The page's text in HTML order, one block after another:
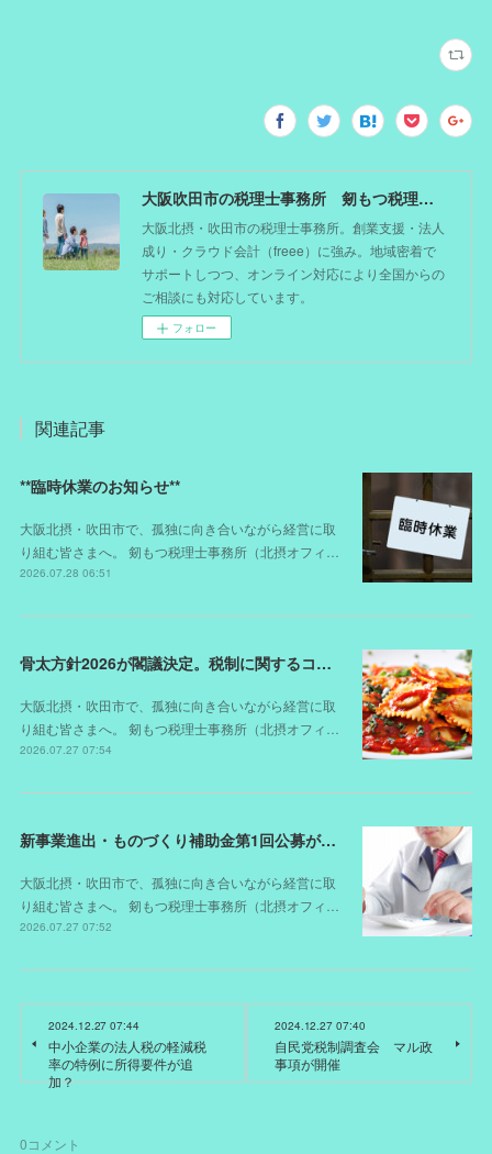
大阪吹田市の税理士事務所 剱もつ税理士（北摂オフィス）―かつてdoctorを目指した税理士が企業のホームドクターとしてあなたの事業をサポート。税理士が直接担当する『かかりつけ税理士』
大阪北摂・吹田市の税理士事務所。創業支援・法人
成り・クラウド会計（freee）に強み。地域密着で
サポートしつつ、オンライン対応により全国からの
ご相談にも対応しています。
フォロー
関連記事
**臨時休業のお知らせ**
大阪北摂・吹田市で、孤独に向き合いながら経営に取
り組む皆さまへ。 剱もつ税理士事務所（北摂オフィ…
2026.07.28 06:51
骨太方針2026が閣議決定。税制に関するコメントは？
大阪北摂・吹田市で、孤独に向き合いながら経営に取
り組む皆さまへ。 剱もつ税理士事務所（北摂オフィ…
2026.07.27 07:54
新事業進出・ものづくり補助金第1回公募が開始されました（スケジュールが変更されました）
大阪北摂・吹田市で、孤独に向き合いながら経営に取
り組む皆さまへ。 剱もつ税理士事務所（北摂オフィ…
2026.07.27 07:52
2024.12.27 07:44
中小企業の法人税の軽減税
率の特例に所得要件が追
加？
2024.12.27 07:40
自民党税制調査会 マル政
事項が開催
0コメント